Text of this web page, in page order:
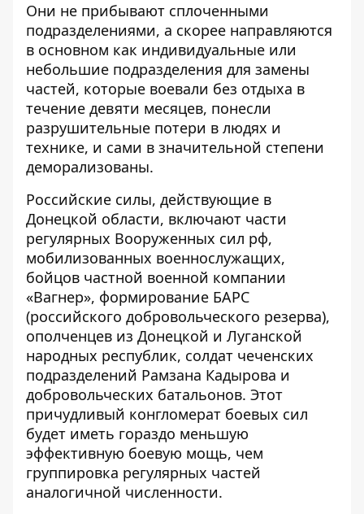
Они не прибывают сплоченными
подразделениями, а скорее направляются
в основном как индивидуальные или
небольшие подразделения для замены
частей, которые воевали без отдыха в
течение девяти месяцев, понесли
разрушительные потери в людях и
технике, и сами в значительной степени
деморализованы.
Российские силы, действующие в
Донецкой области, включают части
регулярных Вооруженных сил рф,
мобилизованных военнослужащих,
бойцов частной военной компании
«Вагнер», формирование БАРС
(российского добровольческого резерва),
ополченцев из Донецкой и Луганской
народных республик, солдат чеченских
подразделений Рамзана Кадырова и
добровольческих батальонов. Этот
причудливый конгломерат боевых сил
будет иметь гораздо меньшую
эффективную боевую мощь, чем
группировка регулярных частей
аналогичной численности.